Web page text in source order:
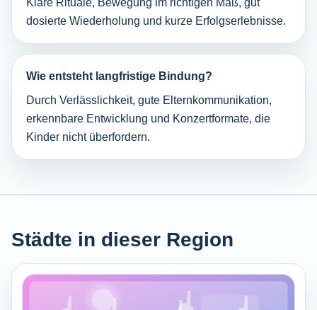
dosierte Wiederholung und kurze Erfolgserlebnisse.
Wie entsteht langfristige Bindung?
Durch Verlässlichkeit, gute Elternkommunikation,
erkennbare Entwicklung und Konzertformate, die
Kinder nicht überfordern.
Städte in dieser Region